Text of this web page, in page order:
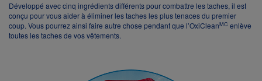
Développé avec cinq ingrédients différents pour combattre les taches, il est
conçu pour vous aider à éliminer les taches les plus tenaces du premier
coup. Vous pourrez ainsi faire autre chose pendant que l’OxiCleanMC enlève
toutes les taches de vos vêtements.